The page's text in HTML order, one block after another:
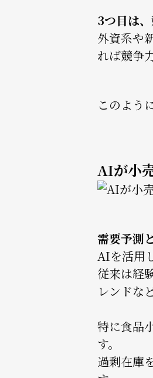
3つ目は、
外資系や
れば競争
このよう
AIが小
Image
需要予測
AIを活用
従来は経
レンドな
特に食品
す。
過剰在庫